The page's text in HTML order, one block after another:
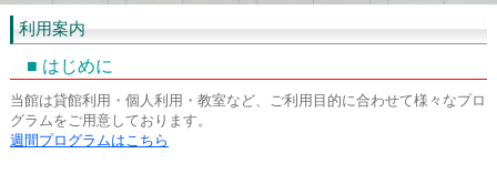
利用案内
■ はじめに
当館は貸館利用・個人利用・教室など、ご利用目的に合わせて様々なプロ
グラムをご用意しております。
週間プログラムはこちら